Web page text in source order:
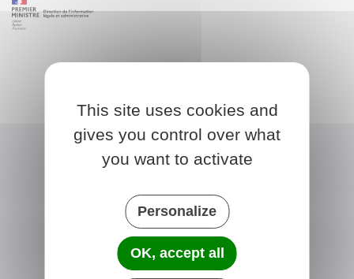
This site uses cookies and
gives you control over what
you want to activate
Personalize
OK, accept all